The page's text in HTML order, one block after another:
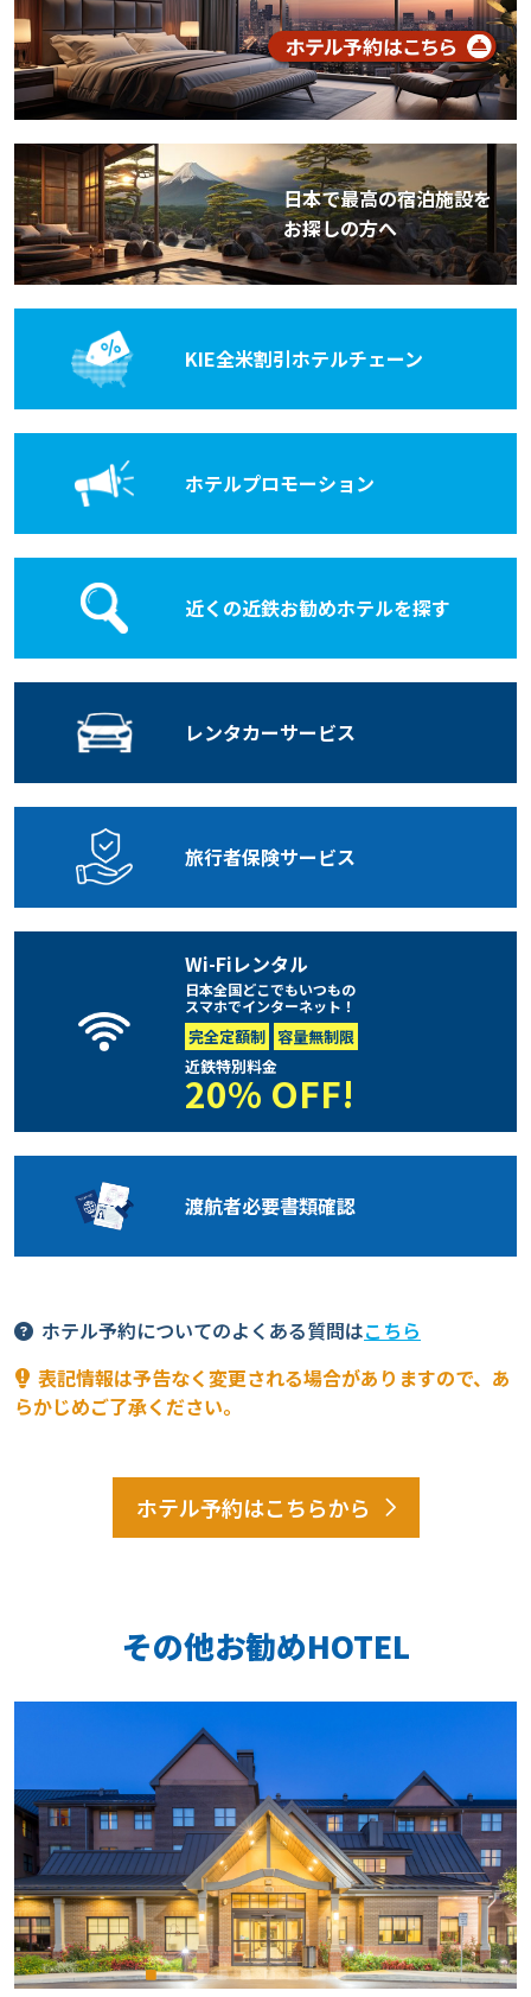
日本で最高の宿泊施設を
お探しの方へ
KIE全米割引ホテルチェーン
ホテルプロモーション
近くの近鉄お勧めホテルを探す
レンタカーサービス
旅行者保険サービス
Wi-Fiレンタル
日本全国どこでもいつもの
スマホでインターネット！
完全定額制 容量無制限
近鉄特別料金
20% OFF!
渡航者必要書類確認
ホテル予約についてのよくある質問はこちら
表記情報は予告なく変更される場合がありますので、あ
らかじめご了承ください。
ホテル予約はこちらから
その他お勧めHOTEL